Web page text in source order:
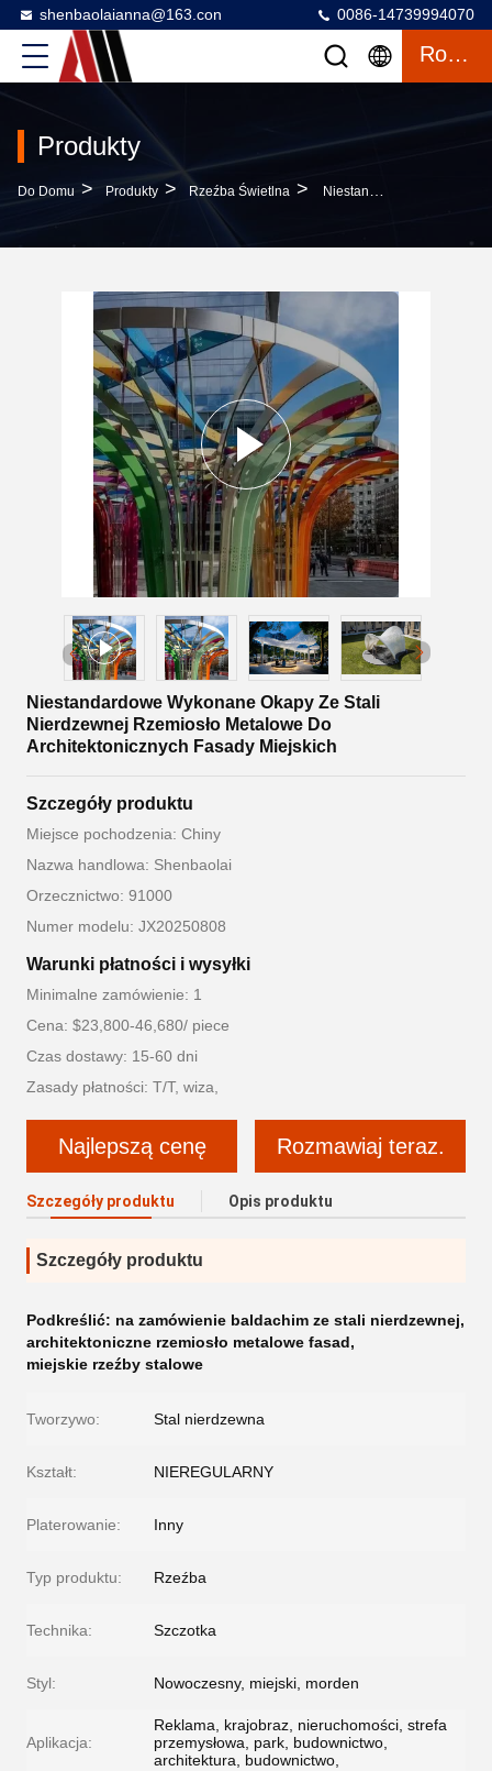
shenbaolaianna@163.con 0086-14739994070
Rozmowa
Produkty
Do Domu > Produkty > Rzeźba Świetlna > Niestandardowe Wykonane Okapy Ze Stali Nierdzewnej Rzemiosło Metalowe Do Architektonicznych Fasady Miejskich
Niestandardowe Wykonane Okapy Ze Stali
Nierdzewnej Rzemiosło Metalowe Do
Architektonicznych Fasady Miejskich
Szczegóły produktu
Miejsce pochodzenia: Chiny
Nazwa handlowa: Shenbaolai
Orzecznictwo: 91000
Numer modelu: JX20250808
Warunki płatności i wysyłki
Minimalne zamówienie: 1
Cena: $23,800-46,680/ piece
Czas dostawy: 15-60 dni
Zasady płatności: T/T, wiza,
Najlepszą cenę Rozmawiaj teraz.
Szczegóły produktu Opis produktu
Szczegóły produktu
Podkreślić: na zamówienie baldachim ze stali nierdzewnej,
architektoniczne rzemiosło metalowe fasad,
miejskie rzeźby stalowe
Tworzywo: Stal nierdzewna
Kształt: NIEREGULARNY
Platerowanie: Inny
Typ produktu: Rzeźba
Technika: Szczotka
Styl: Nowoczesny, miejski, morden
Aplikacja:
Reklama, krajobraz, nieruchomości, strefa
przemysłowa, park, budownictwo,
architektura, budownictwo,